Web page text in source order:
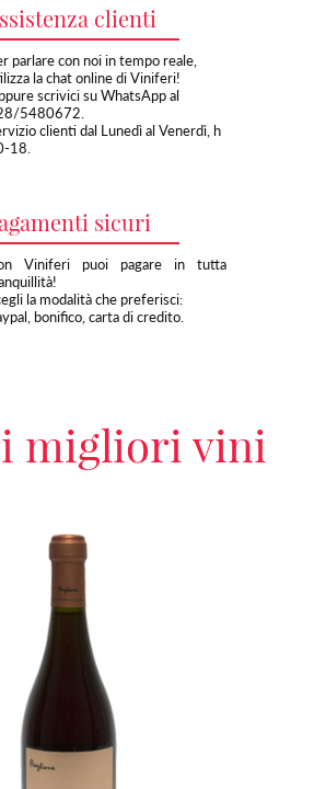
clienti
parlare con noi in tempo reale,
la chat online di Viniferi!
scrivici su WhatsApp al
5480672.
clienti dal Lunedì al Venerdì, h
18.
sicuri
Viniferi puoi pagare in tutta
la modalità che preferisci:
bonifico, carta di credito.
migliori vini